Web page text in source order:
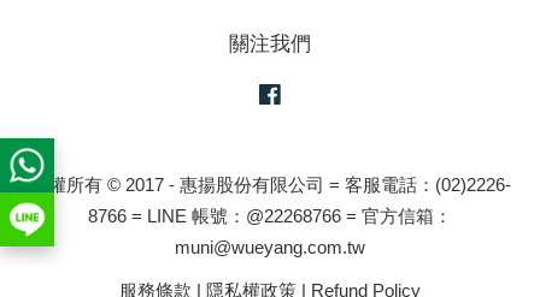
關注我們
版權所有 © 2017 - 惠揚股份有限公司 = 客服電話：(02)2226-
8766 = LINE 帳號：@22268766 = 官方信箱：
muni@wueyang.com.tw
服務條款 | 隱私權政策 | Refund Policy